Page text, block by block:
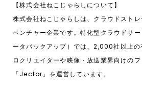
【株式会社ねこじゃらしについて】
株式会社ねこじゃらしは、クラウドスト
ベンチャー企業です。特化型クラウドサ
ータバックアップ）では、2,000社以上
ロクリエイターや映像・放送業界向けの
「Jector」を運営しています。